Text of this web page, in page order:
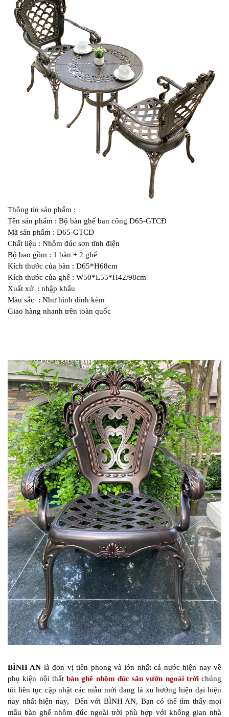
Thông tin sản phẩm :
Tên sản phẩm : Bộ bàn ghế ban công D65-GTCĐ
Mã sản phẩm : D65-GTCĐ
Chất liệu : Nhôm đúc sơn tĩnh điện
Bộ bao gồm : 1 bàn + 2 ghế
Kích thước của bàn : D65*H68cm
Kích thước của ghế : W50*L55*H42/98cm
Xuất xứ : nhập khẩu
Màu sắc : Như hình đính kèm
Giao hàng nhanh trên toàn quốc
BÌNH AN là đơn vị tiên phong và lớn nhất cả nước hiện nay về
phụ kiện nội thất bàn ghế nhôm đúc sân vườn ngoài trời chúng
tôi liên tục cập nhật các mẫu mới đang là xu hướng hiện đại hiện
nay nhất hiện nay, Đến với BÌNH AN, Bạn có thể tìm thấy mọi
mẫu bàn ghế nhôm đúc ngoài trời phù hợp với không gian nhà